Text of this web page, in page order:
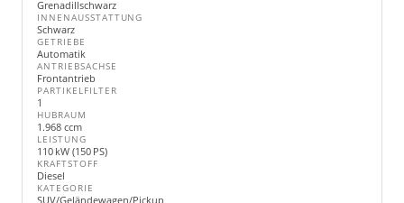
Grenadillschwarz
INNENAUSSTATTUNG
Schwarz
GETRIEBE
Automatik
ANTRIEBSACHSE
Frontantrieb
PARTIKELFILTER
1
HUBRAUM
1.968 ccm
LEISTUNG
110 kW (150 PS)
KRAFTSTOFF
Diesel
KATEGORIE
SUV/Geländewagen/Pickup